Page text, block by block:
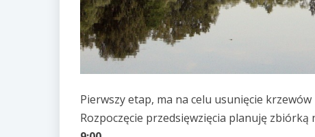
Pierwszy etap, ma na celu usunięcie
Rozpoczęcie przedsięwzięcia planuję zbiórką